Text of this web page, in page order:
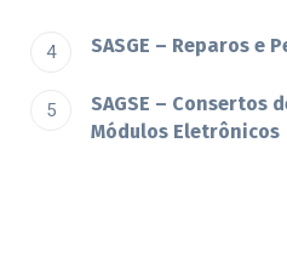
SASGE – Reparos e
SAGSE – Consertos
Módulos Eletrônicos